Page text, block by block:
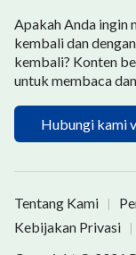
Apakah Anda ingin
kembali dan
kembali? Konten
untuk membaca
Hubungi kami
Tentang Kami |
Kebijakan Privasi |